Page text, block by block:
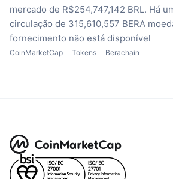
mercado de R$254,747,142 BRL. Há
circulação de 315,610,557 BERA
fornecimento não está disponível
CoinMarketCap Tokens Berachain